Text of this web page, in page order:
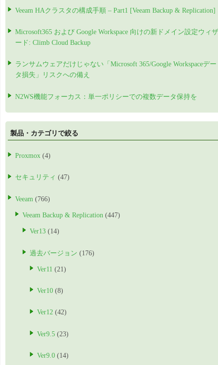
Veeam HAクラスタの構成手順 – Part1 [Veeam Backup & Replication]
Microsoft365 および Google Workspace 向けの新ドメイン設定ウィザ
ード: Climb Cloud Backup
ランサムウェアだけじゃない「Microsoft 365/Google Workspaceデー
タ損失」リスクへの備え
N2WS機能フォーカス：単一ポリシーでの複数データ保持を
製品・カテゴリで絞る
Proxmox (4)
セキュリティ (47)
Veeam (766)
Veeam Backup & Replication (447)
Ver13 (14)
過去バージョン (176)
Ver11 (21)
Ver10 (8)
Ver12 (42)
Ver9.5 (23)
Ver9.0 (14)